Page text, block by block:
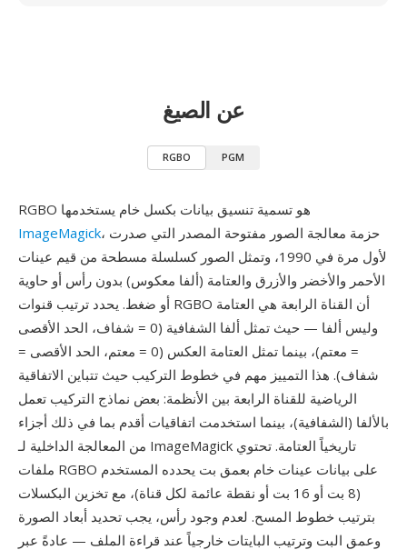
عن الصيغ
RGBO PGM
RGBO هو تسمية تنسيق بيانات بكسل خام يستخدمها
ImageMagick، حزمة معالجة الصور مفتوحة المصدر التي صدرت
لأول مرة في 1990، وتمثل الصور كسلسلة مسطحة من قيم عينات
الأحمر والأخضر والأزرق والعتامة (ألفا معكوس) بدون رأس أو حاوية
أو ضغط. يحدد ترتيب قنوات RGBO أن القناة الرابعة هي العتامة
وليس ألفا — حيث تمثل ألفا الشفافية (0 = شفاف، الحد الأقصى
= معتم)، بينما تمثل العتامة العكس (0 = معتم، الحد الأقصى =
شفاف). هذا التمييز مهم في خطوط التركيب حيث تتباين الاتفاقية
الرياضية للقناة الرابعة بين الأنظمة: بعض نماذج التركيب تعمل
بالألفا (الشفافية)، بينما استخدمت اتفاقيات أقدم بما في ذلك أجزاء
من المعالجة الداخلية لـ ImageMagick تاريخياً العتامة. تحتوي
ملفات RGBO على بيانات عينات خام بعمق بت يحدده المستخدم
(8 بت أو 16 بت أو نقطة عائمة لكل قناة)، مع تخزين البكسلات
بترتيب خطوط المسح. لعدم وجود رأس، يجب تحديد أبعاد الصورة
وعمق البت وترتيب البايتات خارجياً عند قراءة الملف — عادةً عبر